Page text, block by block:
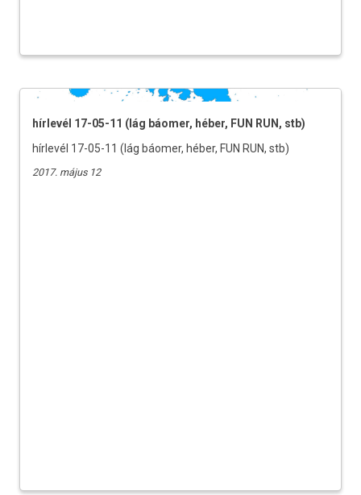
hírlevél 17-05-11 (lág báomer, héber, FUN RUN, stb)
hírlevél 17-05-11 (lág báomer, héber, FUN RUN, stb)
2017. május 12